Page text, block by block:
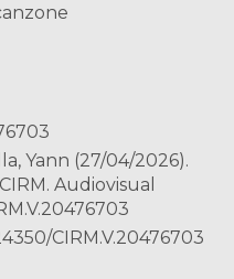
Yann (27/04/2026).
Audiovisual
CIRM.V.20476703